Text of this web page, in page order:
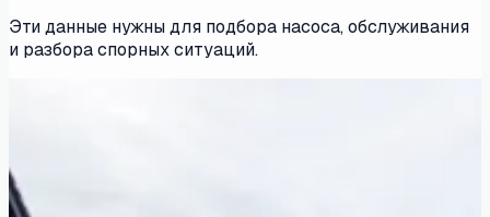
Эти данные нужны для подбора насоса, обслуживания
и разбора спорных ситуаций.